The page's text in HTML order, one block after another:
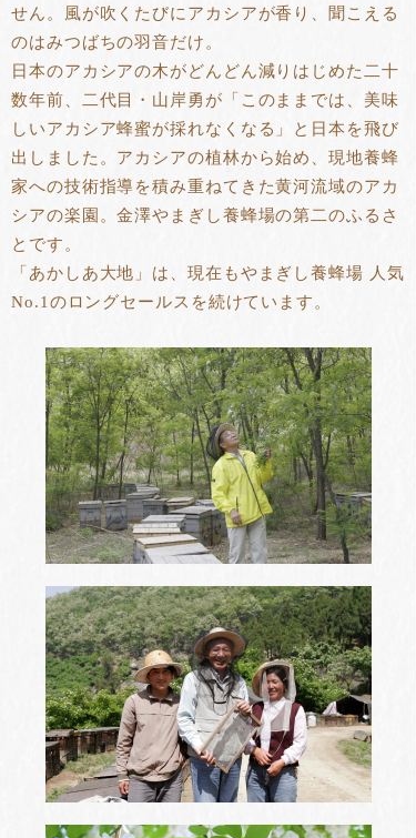
せん。風が吹くたびにアカシアが香り、聞こえる
のはみつばちの羽音だけ。
日本のアカシアの木がどんどん減りはじめた二十
数年前、二代目・山岸勇が「このままでは、美味
しいアカシア蜂蜜が採れなくなる」と日本を飛び
出しました。アカシアの植林から始め、現地養蜂
家への技術指導を積み重ねてきた黄河流域のアカ
シアの楽園。金澤やまぎし養蜂場の第二のふるさ
とです。
「あかしあ大地」は、現在もやまぎし養蜂場 人気
No.1のロングセールスを続けています。